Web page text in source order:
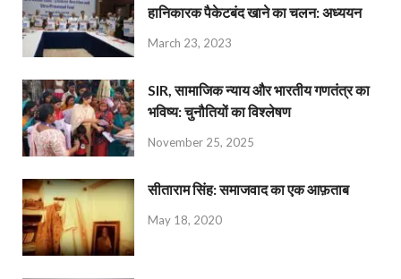
हानिकारक पैकेटबंद खाने का चलन: अध्ययन
March 23, 2023
SIR, सामाजिक न्याय और भारतीय गणतंत्र का
भविष्य: चुनौतियों का विश्लेषण
November 25, 2025
सीताराम सिंह: समाजवाद का एक आफ़ताब
May 18, 2020